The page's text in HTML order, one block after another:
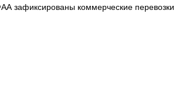
зафиксированы коммерческие перевозки